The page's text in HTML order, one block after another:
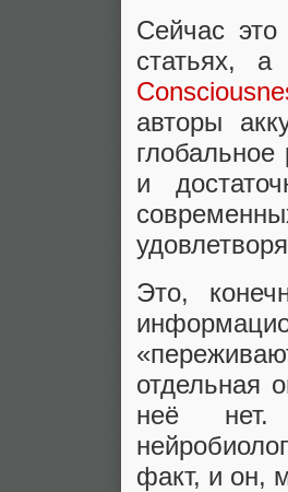
Сейчас
статьях,
авторы
и
Это,
отдельная
неё нет.
факт, и он,